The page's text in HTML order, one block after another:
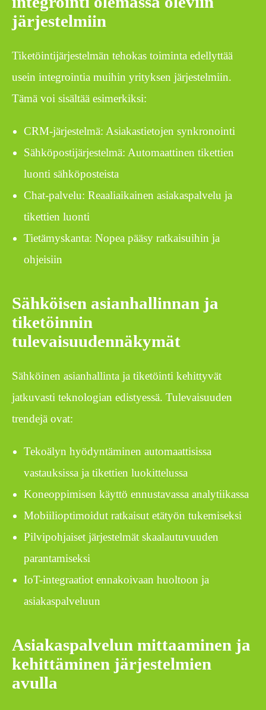
järjestelmiin
Tiketöintijärjestelmän tehokas toiminta edellyttää
usein integrointia muihin yrityksen järjestelmiin.
Tämä voi sisältää esimerkiksi:
CRM-järjestelmä: Asiakastietojen synkronointi
Sähköpostijärjestelmä: Automaattinen tikettien
luonti sähköposteista
Chat-palvelu: Reaaliaikainen asiakaspalvelu ja
tikettien luonti
Tietämyskanta: Nopea pääsy ratkaisuihin ja
ohjeisiin
Sähköisen asianhallinnan ja
tiketöinnin
tulevaisuudennäkymät
Sähköinen asianhallinta ja tiketöinti kehittyvät
jatkuvasti teknologian edistyessä. Tulevaisuuden
trendejä ovat:
Tekoälyn hyödyntäminen automaattisissa
vastauksissa ja tikettien luokittelussa
Koneoppimisen käyttö ennustavassa analytiikassa
Mobiilioptimoidut ratkaisut etätyön tukemiseksi
Pilvipohjaiset järjestelmät skaalautuvuuden
parantamiseksi
IoT-integraatiot ennakoivaan huoltoon ja
asiakaspalveluun
Asiakaspalvelun mittaaminen ja
kehittäminen järjestelmien
avulla